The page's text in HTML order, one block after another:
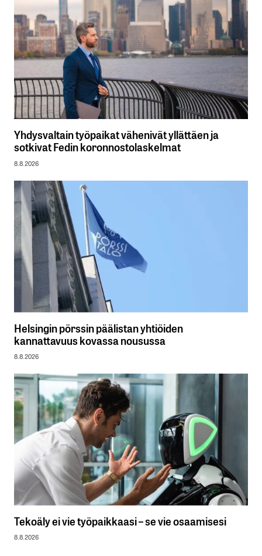
Yhdysvaltain työpaikat vähenivät yllättäen ja
sotkivat Fedin koronnostolaskelmat
8.8.2026
Helsingin pörssin päälistan yhtiöiden
kannattavuus kovassa nousussa
8.8.2026
Tekoäly ei vie työpaikkaasi – se vie osaamisesi
8.8.2026